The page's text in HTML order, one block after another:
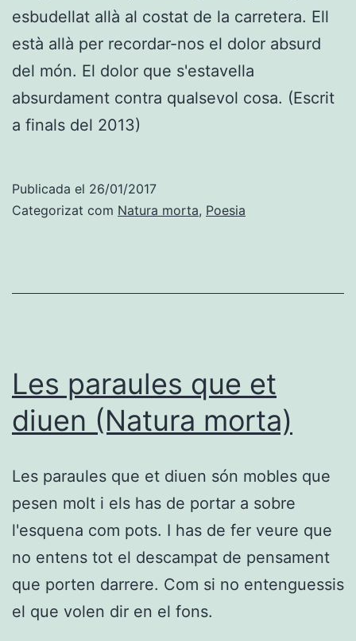
esbudellat allà al costat de la carretera. Ell
està allà per recordar-nos el dolor absurd
del món. El dolor que s'estavella
absurdament contra qualsevol cosa. (Escrit
a finals del 2013)
Publicada el 26/01/2017
Categorizat com Natura morta, Poesia
Les paraules que et
diuen (Natura morta)
Les paraules que et diuen són mobles que
pesen molt i els has de portar a sobre
l'esquena com pots. I has de fer veure que
no entens tot el descampat de pensament
que porten darrere. Com si no entenguessis
el que volen dir en el fons.